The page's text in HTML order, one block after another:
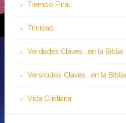
Tiempo Final
Trinidad
Verdades Claves …en la Biblia
Versículos Claves …en la Biblia
Vida Cristiana